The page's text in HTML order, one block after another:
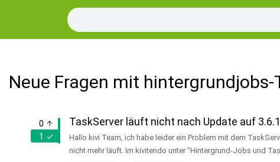
Neue Fragen mit hintergrundjobs-
0
1
TaskServer läuft nicht nach Update auf 3.6.1
Hallo kivi Team, ich habe leider ein Problem mit dem
nicht mehr läuft. Im kivitendo unter "Hintergrund-Jobs und